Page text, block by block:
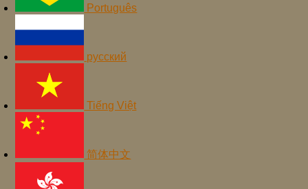
Português
русский
Tiếng Việt
简体中文